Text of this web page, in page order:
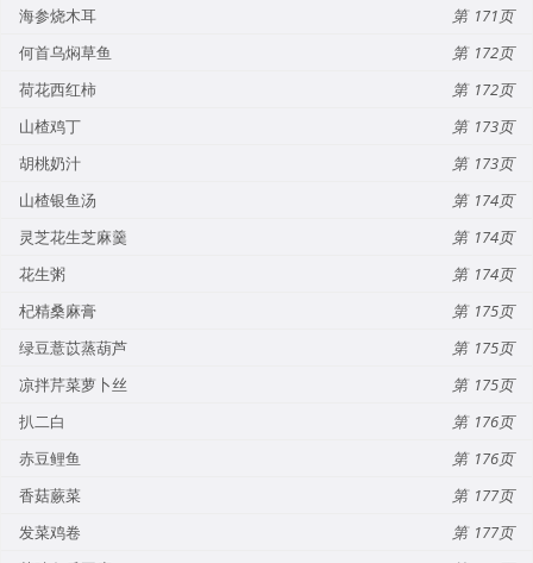
海参烧木耳
171
何首乌焖草鱼
172
荷花西红柿
172
山楂鸡丁
173
胡桃奶汁
173
山楂银鱼汤
174
灵芝花生芝麻羹
174
花生粥
174
杞精桑麻膏
175
绿豆薏苡蒸葫芦
175
凉拌芹菜萝卜丝
175
扒二白
176
赤豆鲤鱼
176
香菇蕨菜
177
发菜鸡卷
177